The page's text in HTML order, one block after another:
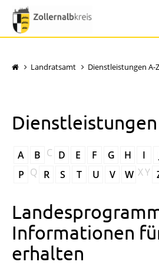
Landratsamt Dienstleistungen A-Z
Dienstleistungen
A B C D E F G H I
P Q R S T U V W XY
Informationen
erhalten